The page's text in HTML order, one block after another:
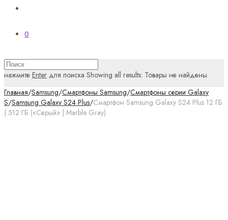
0
нажмите Enter для поиска Showing all results: Товары не найдены.
Главная/Samsung/Смартфоны Samsung/Смартфоны серии Galaxy
S/Samsung Galaxy S24 Plus/Смартфон Samsung Galaxy S24 Plus 12 ГБ
| 512 ГБ («Серый» | Marble Gray)